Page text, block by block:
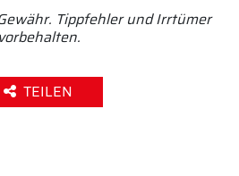
Tippfehler und Irrtümer
vorbehalten.
TEILEN